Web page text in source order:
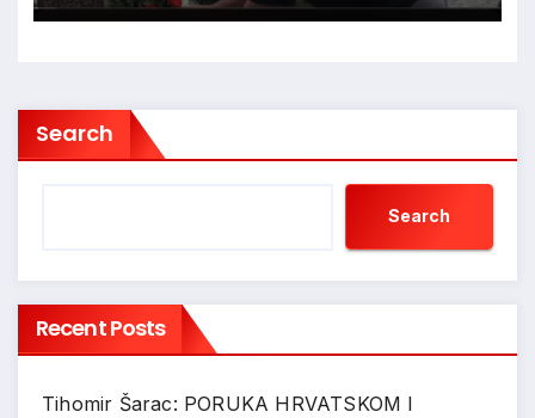
Search
Search
Recent Posts
Tihomir Šarac: PORUKA HRVATSKOM I